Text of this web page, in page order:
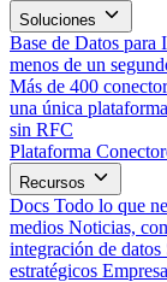
Soluciones
Base de Datos para
menos de un
Más de 400
una única
sin RFC
Plataforma
Recursos
Docs Todo lo que
medios Noticias,
integración de datos
estratégicos